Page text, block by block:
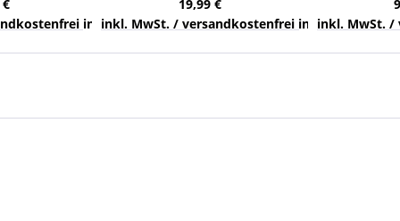
innerhalb Deutschlands
19,99 €
inkl. MwSt. / versandkostenfrei innerhalbinkl. MwSt. /